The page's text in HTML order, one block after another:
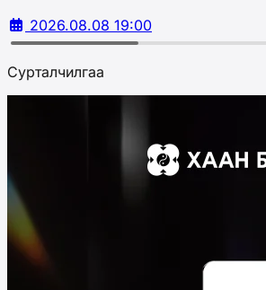
2026.08.08 19:00
Сурталчилгаа